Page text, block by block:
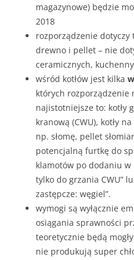
magazynowe) będzie
2018
rozporządzenie dotyczy
drewno i pellet – nie
ceramicznych,
wśród kotłów jest kilka
których rozporządzenie
najistotniejsze to: kotły
kranową (CWU), kotły
np. słomę, pellet
potencjalną furtkę do
klamotów po dodaniu w
tylko do grzania CWU”
zastępcze: węgiel”.
wymogi są wyłącznie
osiągania sprawności
teoretycznie będą
nie produkują super